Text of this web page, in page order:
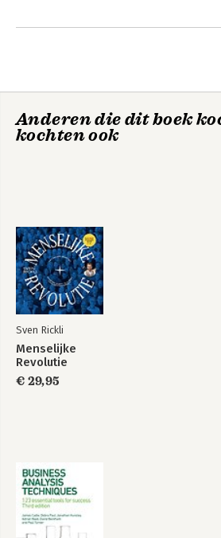
Anderen die dit boek
kochten ook
Sven Rickli
Menselijke
Revolutie
€ 29,95